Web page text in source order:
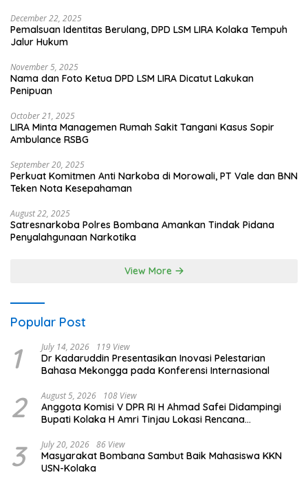
December 22, 2025
Pemalsuan Identitas Berulang, DPD LSM LIRA Kolaka Tempuh
Jalur Hukum
November 5, 2025
Nama dan Foto Ketua DPD LSM LIRA Dicatut Lakukan
Penipuan
October 21, 2025
LIRA Minta Managemen Rumah Sakit Tangani Kasus Sopir
Ambulance RSBG
September 20, 2025
Perkuat Komitmen Anti Narkoba di Morowali, PT Vale dan BNN
Teken Nota Kesepahaman
August 22, 2025
Satresnarkoba Polres Bombana Amankan Tindak Pidana
Penyalahgunaan Narkotika
View More
Popular Post
1 July 14, 2026 119 View
Dr Kadaruddin Presentasikan Inovasi Pelestarian
Bahasa Mekongga pada Konferensi Internasional
2 August 5, 2026 108 View
Anggota Komisi V DPR RI H Ahmad Safei Didampingi
Bupati Kolaka H Amri Tinjau Lokasi Rencana
Wundulako
3 July 20, 2026 86 View
Masyarakat Bombana Sambut Baik Mahasiswa KKN
USN-Kolaka